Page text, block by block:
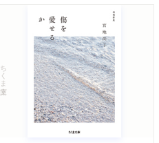
ちくま文庫